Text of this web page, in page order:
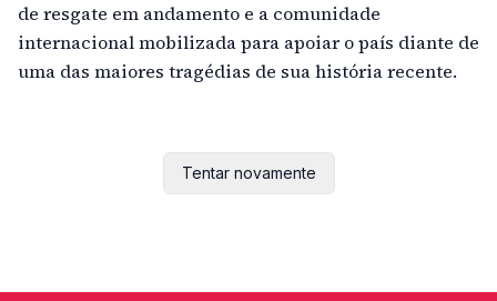
de resgate em andamento e a comunidade
internacional mobilizada para apoiar o país diante de
uma das maiores tragédias de sua história recente.
Tentar novamente